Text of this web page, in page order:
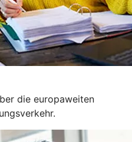
die europaweiten